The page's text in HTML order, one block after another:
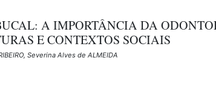
A IMPORTÂNCIA DA
E CONTEXTOS SOCIAIS
Severina Alves de ALMEIDA